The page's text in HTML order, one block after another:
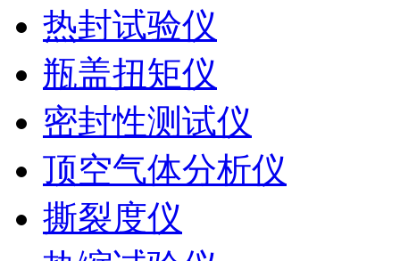
热封试验仪
瓶盖扭矩仪
密封性测试仪
顶空气体分析仪
撕裂度仪